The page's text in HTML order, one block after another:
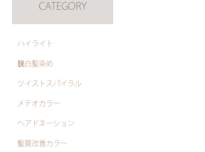
CATEGORY
ハイライト
脱白髪染め
ツイストスパイラル
メテオカラー
ヘアドネーション
髪質改善カラー